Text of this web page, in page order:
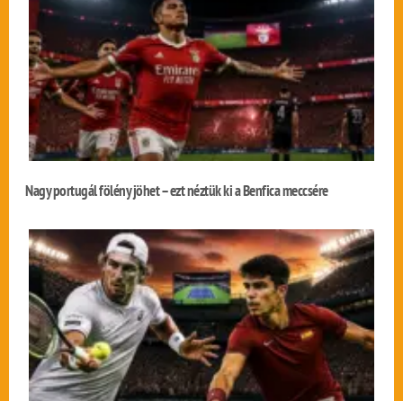
Nagy portugál fölény jöhet – ezt néztük ki a Benfica meccsére